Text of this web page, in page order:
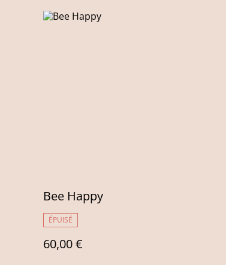
Bee Happy
ÉPUISÉ
60,00 €